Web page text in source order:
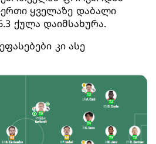
ერთი ყველაზე დაბალი
ქულა დაიმსახურა.
კი ასე